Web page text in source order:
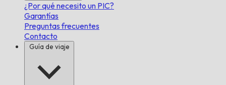
¿Por qué necesito un PIC?
Garantías
Preguntas frecuentes
Contacto
Guía de viaje